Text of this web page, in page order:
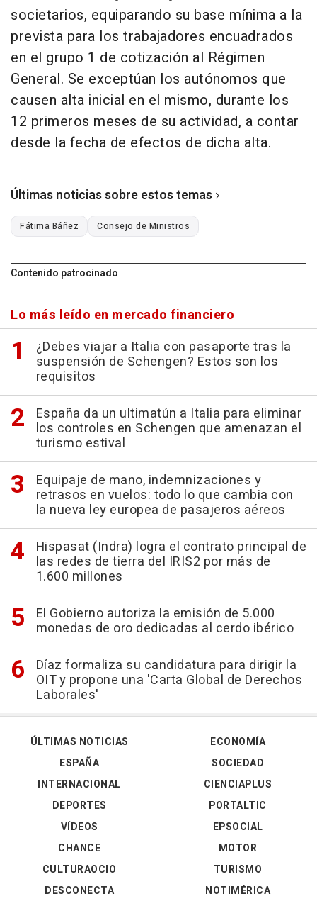
societarios, equiparando su base mínima a la
prevista para los trabajadores encuadrados
en el grupo 1 de cotización al Régimen
General. Se exceptúan los autónomos que
causen alta inicial en el mismo, durante los
12 primeros meses de su actividad, a contar
desde la fecha de efectos de dicha alta.
Últimas noticias sobre estos temas
Fátima Báñez Consejo de Ministros
Contenido patrocinado
Lo más leído en mercado financiero
¿Debes viajar a Italia con pasaporte tras la
suspensión de Schengen? Estos son los
requisitos
España da un ultimatún a Italia para eliminar
los controles en Schengen que amenazan el
turismo estival
Equipaje de mano, indemnizaciones y
retrasos en vuelos: todo lo que cambia con
la nueva ley europea de pasajeros aéreos
Hispasat (Indra) logra el contrato principal de
las redes de tierra del IRIS2 por más de
1.600 millones
El Gobierno autoriza la emisión de 5.000
monedas de oro dedicadas al cerdo ibérico
Díaz formaliza su candidatura para dirigir la
OIT y propone una 'Carta Global de Derechos
Laborales'
ÚLTIMAS NOTICIAS
ESPAÑA
INTERNACIONAL
DEPORTES
VÍDEOS
ECONOMÍA
SOCIEDAD
CIENCIAPLUS
PORTALTIC
EPSOCIAL
CHANCE
CULTURAOCIO
DESCONECTA
MOTOR
TURISMO
NOTIMÉRICA